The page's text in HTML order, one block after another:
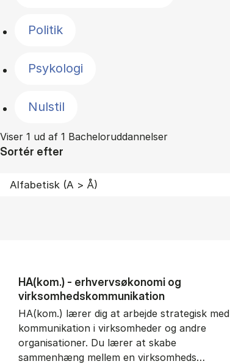
Politik
Psykologi
Nulstil
Viser 1 ud af 1 Bacheloruddannelser
Sortér efter
HA(kom.) - erhvervs­økonomi og
virksomheds­kommunikation
HA(kom.) lærer dig at arbejde strategisk med
kommunikation i virksomheder og andre
organisationer. Du lærer at skabe
sammenhæng mellem en virksomheds…